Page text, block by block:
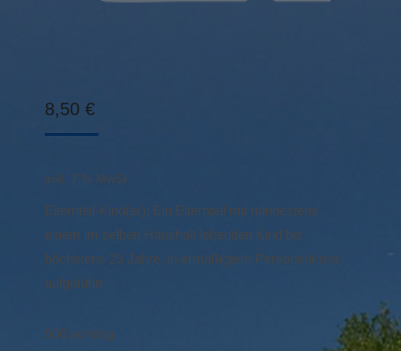
8,50 €
inkl. 7 % MwSt.
Elternteil-Kind(er): Ein Elternteil mit mindestens
einem im selben Haushalt lebenden Kind bis
höchstens 25 Jahre, in ermäßigtem Personenkreis
aufgeführt
500 vorrätig